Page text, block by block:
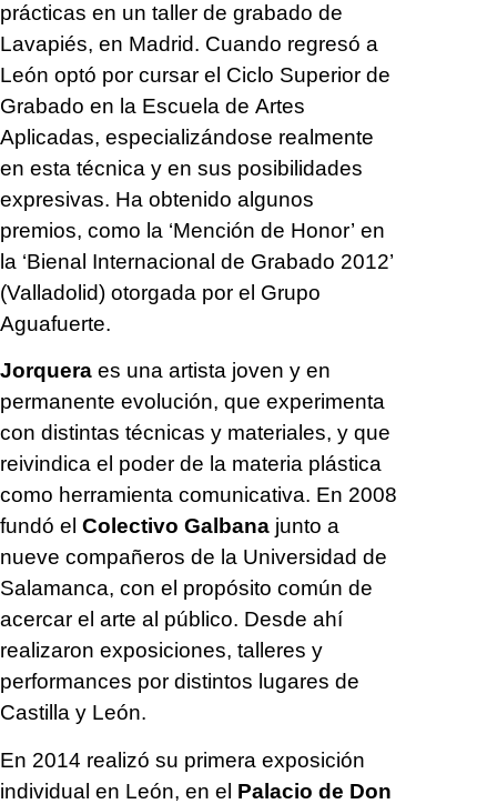
prácticas en un taller de grabado de
Lavapiés, en Madrid. Cuando regresó a
León optó por cursar el Ciclo Superior de
Grabado en la Escuela de Artes
Aplicadas, especializándose realmente
en esta técnica y en sus posibilidades
expresivas. Ha obtenido algunos
premios, como la ‘Mención de Honor’ en
la ‘Bienal Internacional de Grabado 2012’
(Valladolid) otorgada por el Grupo
Aguafuerte.
Jorquera es una artista joven y en
permanente evolución, que experimenta
con distintas técnicas y materiales, y que
reivindica el poder de la materia plástica
como herramienta comunicativa. En 2008
fundó el Colectivo Galbana junto a
nueve compañeros de la Universidad de
Salamanca, con el propósito común de
acercar el arte al público. Desde ahí
realizaron exposiciones, talleres y
performances por distintos lugares de
Castilla y León.
En 2014 realizó su primera exposición
individual en León, en el Palacio de Don